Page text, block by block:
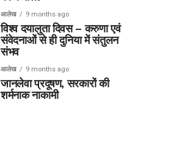
आलेख 9 months ago
विश्व दयालुता दिवस – करुणा एवं
संवेदनाओं से ही दुनिया में संतुलन
संभव
आलेख 9 months ago
जानलेवा प्रदूषण, सरकारों की
शर्मनाक नाकामी